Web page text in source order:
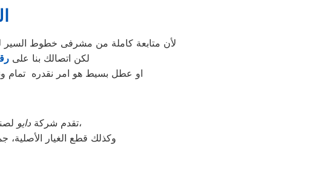
لأن متابعة كاملة من مشرفى خطوط السير
لكن اتصالك بنا على
او عطل بسيط هو امر نقدره تمام
تقدم شركةدايو
على جميع الأجهزة المنزلية،
وكذلك قطع الغيار